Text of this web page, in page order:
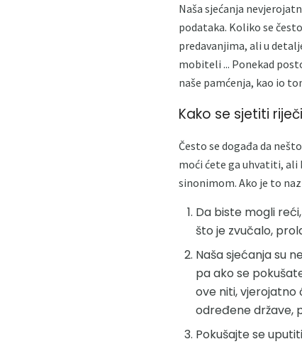
Naša sjećanja
podataka. Koliko se
predavanjima, ali u
mobiteli ... Ponekad
naše pamćenja, kao io
Kako se sjetiti
Često se događa da
moći ćete ga uhvatiti, ali
sinonimom. Ako je to
Da biste mogli
što je zvučalo,
Naša sjećanja su
pa ako se
ove niti, vjerojatno
određene države,
Pokušajte se